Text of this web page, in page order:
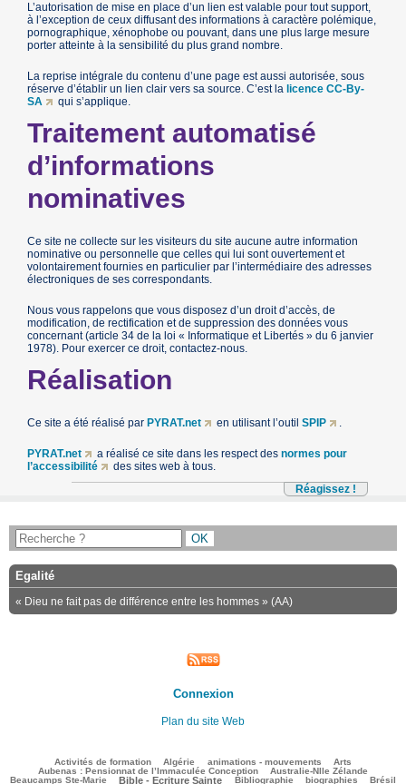
L’autorisation de mise en place d’un lien est valable pour tout support,
à l’exception de ceux diffusant des informations à caractère polémique,
pornographique, xénophobe ou pouvant, dans une plus large mesure
porter atteinte à la sensibilité du plus grand nombre.
La reprise intégrale du contenu d’une page est aussi autorisée, sous
réserve d’établir un lien clair vers sa source. C’est la licence CC-By-
SA
qui s’applique.
Traitement automatisé
d’informations
nominatives
Ce site ne collecte sur les visiteurs du site aucune autre information
nominative ou personnelle que celles qui lui sont ouvertement et
volontairement fournies en particulier par l’intermédiaire des adresses
électroniques de ses correspondants.
Nous vous rappelons que vous disposez d’un droit d’accès, de
modification, de rectification et de suppression des données vous
concernant (article 34 de la loi « Informatique et Libertés » du 6 janvier
1978). Pour exercer ce droit, contactez-nous.
Réalisation
Ce site a été réalisé par PYRAT.net en utilisant l’outilSPIP .
PYRAT.net a réalisé ce site dans les respect desnormes pour
l’accessibilité
des sites web à tous.
Réagissez !
Egalité
« Dieu ne fait pas de différence entre les hommes » (AA)
Connexion
Plan du site Web
Activités de formation Algérie animations - mouvements Arts
Aubenas : Pensionnat de l’Immaculée Conception
31/1647 Australie-Nlle Zélande
45/1647
Beaucamps Ste-Marie
369/1647 Bible - Ecriture Sainte
30/1647 Bibliographie
307/1647 biographies
109/1647 Brésil
399/1647